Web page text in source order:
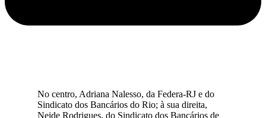
No centro, Adriana Nalesso, da Federa-RJ e do
Sindicato dos Bancários do Rio; à sua direita,
Neide Rodrigues, do Sindicato dos Bancários de